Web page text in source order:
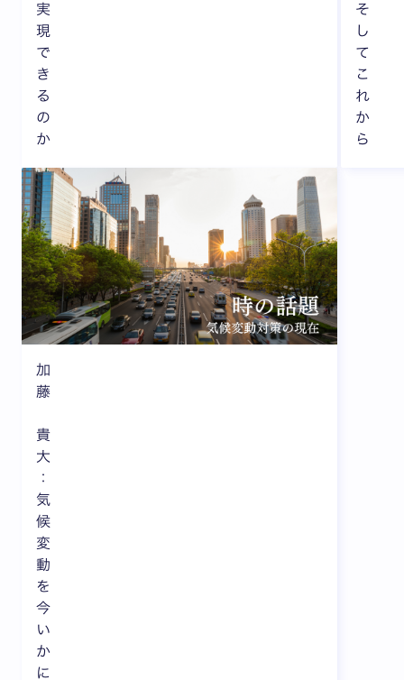
実
現
で
き
る
の
か
加
藤
貴
大
：
気
候
変
動
を
今
い
か
に
そ
し
て
こ
れ
か
ら